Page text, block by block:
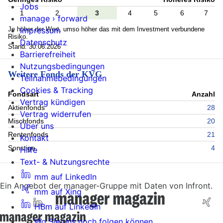
1
2 3 4 5 6 7
Je höher der Wert, umso höher das mit dem Investment verbundene
Risiko.
Stand: 30.06.2026
Weitere Fonds der KVG
Fondsart
Anzahl
Aktienfonds
28
Mischfonds
20
Rentenfonds
21
Sonstige
4
Ein Angebot der manager-Gruppe mit Daten von Infront.
Jobs
manage › forward
Impressum
Datenschutz
Barrierefreiheit
Nutzungsbedingungen
Teilnahmebedingungen
Cookies & Tracking
Vertrag kündigen
Vertrag widerrufen
Über uns
Kontakt
Hilfe
Text- & Nutzungsrechte
mm auf LinkedIn
mm auf Xing
HBm auf LinkedIn